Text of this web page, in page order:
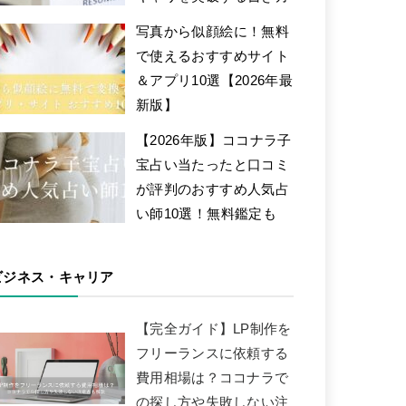
写真から似顔絵に！無料
で使えるおすすめサイト
＆アプリ10選【2026年最
新版】
【2026年版】ココナラ子
宝占い当たったと口コミ
が評判のおすすめ人気占
い師10選！無料鑑定も
ジネス・キャリア
【完全ガイド】LP制作を
フリーランスに依頼する
費用相場は？ココナラで
の探し方や失敗しない注